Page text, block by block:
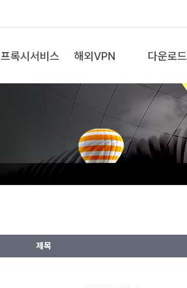
프록시서비스 해외VPN 다운로드
제목